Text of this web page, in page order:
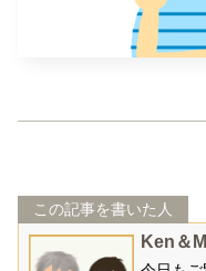
この記事を書いた人
Ken＆